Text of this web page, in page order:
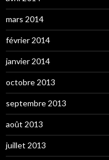
mars 2014
février 2014
janvier 2014
octobre 2013
septembre 2013
août 2013
juillet 2013